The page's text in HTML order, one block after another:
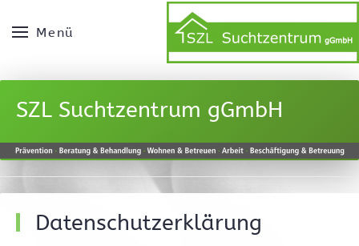
Menü
SZL Suchtzentrum gGmbH
Datenschutzerklärung